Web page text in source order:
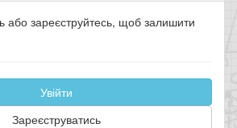
або зареєструйтесь, щоб залишити
Увійти
Зареєструватись